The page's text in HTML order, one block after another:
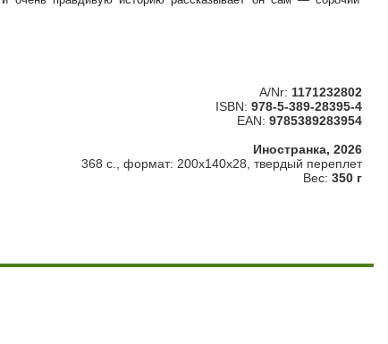
A/Nr: 1171232802
ISBN: 978-5-389-28395-4
EAN: 9785389283954
Иностранка, 2026
368 с., формат: 200x140x28, твердый переплет
Вес: 350 г